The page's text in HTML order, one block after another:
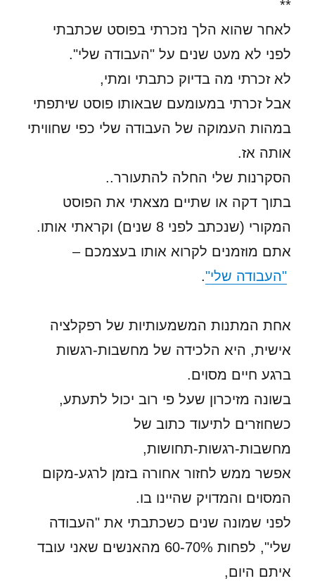
**
לאחר שהוא הלך נזכרתי בפוסט שכתבתי
לפני לא מעט שנים על "העבודה שלי".
לא זכרתי מה בדיוק כתבתי ומתי,
אבל זכרתי במעומעם שבאותו פוסט שיתפתי
במהות העמוקה של העבודה שלי כפי שחוויתי
אותה אז.
הסקרנות שלי החלה להתעורר..
בתוך דקה או שתיים מצאתי את הפוסט
המקורי (שנכתב לפני 8 שנים) וקראתי אותו.
אתם מוזמנים לקרוא אותו בעצמכם –
"העבודה שלי".
אחת המתנות המשמעותיות של רפקלציה
אישית, היא הלכידה של מחשבות-רגשות
ברגע חיים מסוים.
בשונה מזיכרון שעל פי רוב יכול לתעתע,
כשחוזרים לתיעוד כתוב של
מחשבות-רגשות-תחושות,
אפשר ממש לחזור אחורה בזמן לרגע-מקום
המסוים והמדויק שהיינו בו.
לפני שמונה שנים כשכתבתי את "העבודה
שלי", לפחות 60-70% מהאנשים שאני עובד
איתם היום,